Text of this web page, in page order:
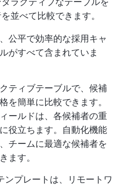
並べて比較できます。
公平で効率的な採用キャ
がすべて含まれていま
ティブテーブルで、候補
を簡単に比較できます。
ールドは、各候補者の重
役立ちます。自動化機能
チームに最適な候補者を
ます。
ンプレートは、リモートワ